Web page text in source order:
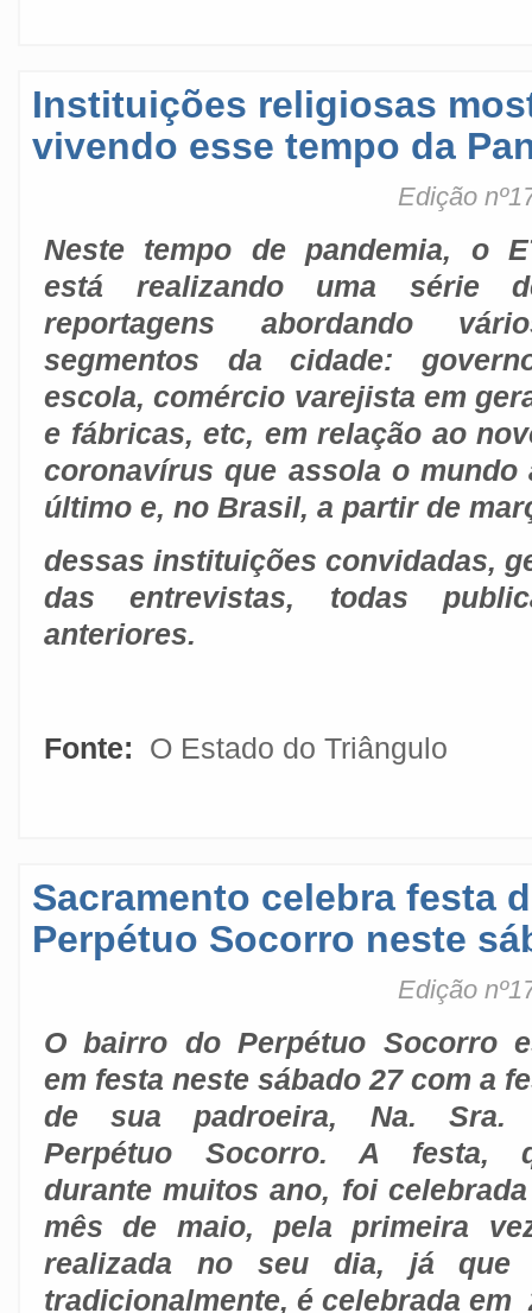
Instituições religiosas
vivendo esse tempo da
Edição
Neste tempo de pandemia, o
está realizando uma série
reportagens abordando
segmentos da cidade:
escola, comércio varejista em
e fábricas, etc, em relação ao
coronavírus que assola o mundo
último e, no Brasil, a partir de
dessas instituições convidadas,
das entrevistas, todas
anteriores.
Fonte: O Estado do Triângulo
Sacramento celebra festa
Perpétuo Socorro neste
Edição
O bairro do Perpétuo Socorro
em festa neste sábado 27 com a
de sua padroeira, Na. Sra.
Perpétuo Socorro. A festa,
durante muitos ano, foi
mês de maio, pela primeira
realizada no seu dia, já que
tradicionalmente, é celebrada em